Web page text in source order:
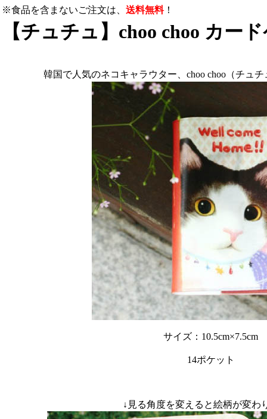
※食品を含まないご注文は、 送料無料！
【チュチュ】choo choo カー
韓国で人気のネコキャラウター、choo choo（チュ
サイズ：10.5cm×7.5cm
14ポケット
↓見る角度を変えると絵柄が変わ